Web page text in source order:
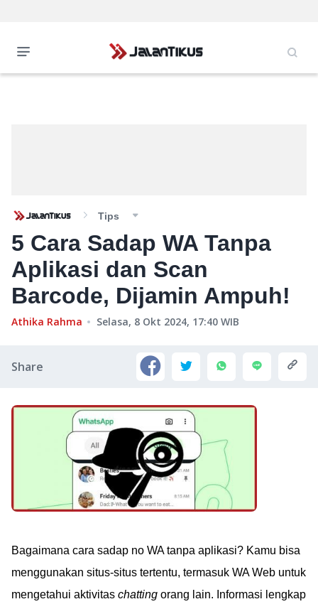
Tips
5 Cara Sadap WA Tanpa
Aplikasi dan Scan
Barcode, Dijamin Ampuh!
Athika Rahma Selasa, 8 Okt 2024, 17:40 WIB
Share
Bagaimana cara sadap no WA tanpa aplikasi? Kamu bisa
menggunakan situs-situs tertentu, termasuk WA Web untuk
mengetahui aktivitas chatting orang lain. Informasi lengkap